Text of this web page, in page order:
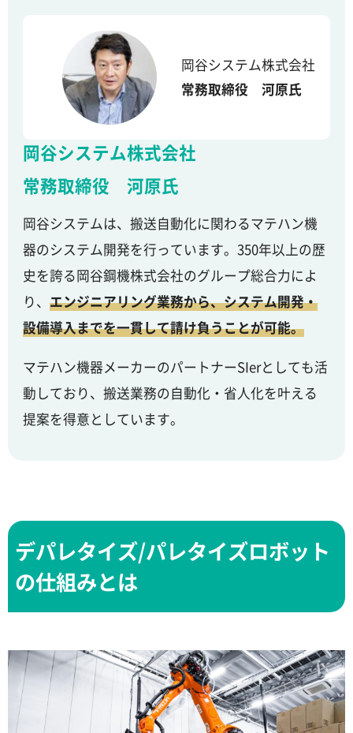
岡谷システム株式会社
常務取締役 河原氏
岡谷システム株式会社
常務取締役 河原氏
岡谷システムは、搬送自動化に関わるマテハン機
器のシステム開発を行っています。350年以上の歴
史を誇る岡谷鋼機株式会社のグループ総合力によ
り、 エンジニアリング業務から、システム開発・
設備導入までを一貫して請け負うことが可能。
マテハン機器メーカーのパートナーSIerとしても活
動しており、搬送業務の自動化・省人化を叶える
提案を得意としています。
デパレタイズ/パレタイズロボット
の仕組みとは